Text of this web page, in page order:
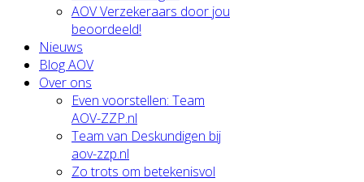
AOV Verzekeraars door jou
beoordeeld!
Nieuws
Blog AOV
Over ons
Even voorstellen: Team
AOV-ZZP.nl
Team van Deskundigen bij
aov-zzp.nl
Zo trots om betekenisvol